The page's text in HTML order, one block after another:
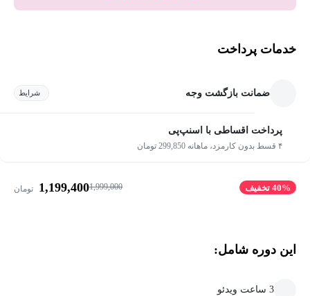
خدمات پرداخت
ضمانت بازگشت وجه شرایط
پرداخت اقساطی با اسنپ‌پی
۴ قسط بدون کارمزد، ماهانه 299,850 تومان
40% تخفیف 1,999,000
1,199,400 تومان
این دوره شامل:
3 ساعت ویدئو